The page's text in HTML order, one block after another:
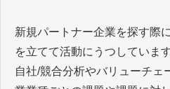
新規パートナー企業を探す際
を立てて活動にうつしていま
自社/競合分析やバリューチェ